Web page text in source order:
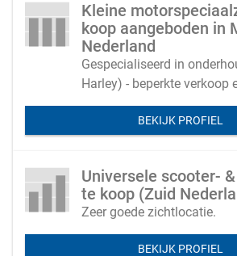
Kleine
koop aangeboden in
Nederland
Gespecialiseerd in
Harley) - beperkte verkoop
showroom en werkplaats
BEKIJK PROFIEL
Universele scooter-
te koop (Zuid
Zeer goede zichtlocatie.
BEKIJK PROFIEL